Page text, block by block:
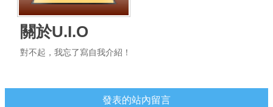
關於U.I.O
對不起，我忘了寫自我介紹！
發表的站內留言